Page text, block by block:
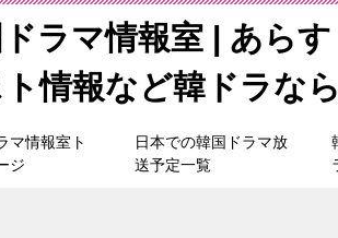
ラマ情報室 | あら
ト情報など韓ドラな
マ情報室ト
ジ
日本での韓国ドラマ放
送予定一覧